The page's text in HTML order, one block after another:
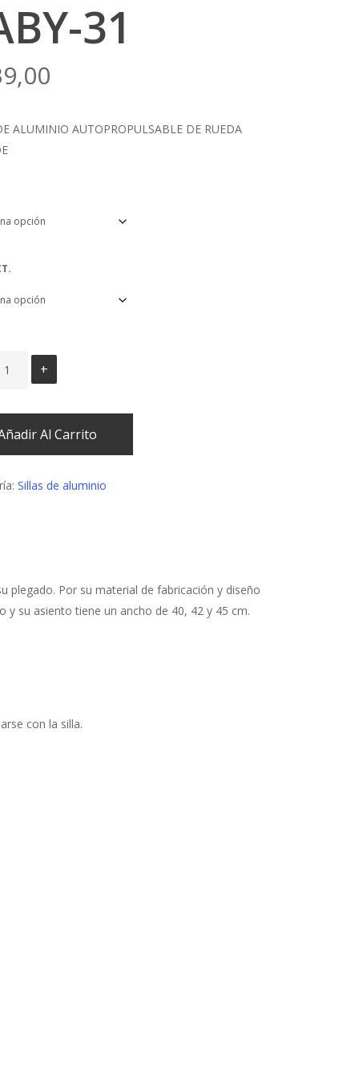
31
ALUMINIO AUTOPROPULSABLE DE RUEDA
Al Carrito
Sillas de aluminio
plegado. Por su material de fabricación y diseño
su asiento tiene un ancho de 40, 42 y 45 cm.
con la silla.